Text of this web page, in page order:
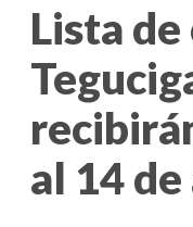
Lista
al 14